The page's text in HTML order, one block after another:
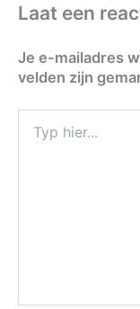
Laat een
Je e-mailadres
velden zijn
hier...